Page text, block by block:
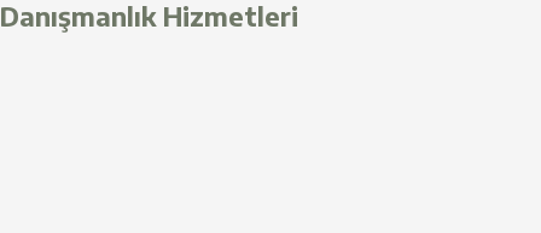
Danışmanlık Hizmetleri